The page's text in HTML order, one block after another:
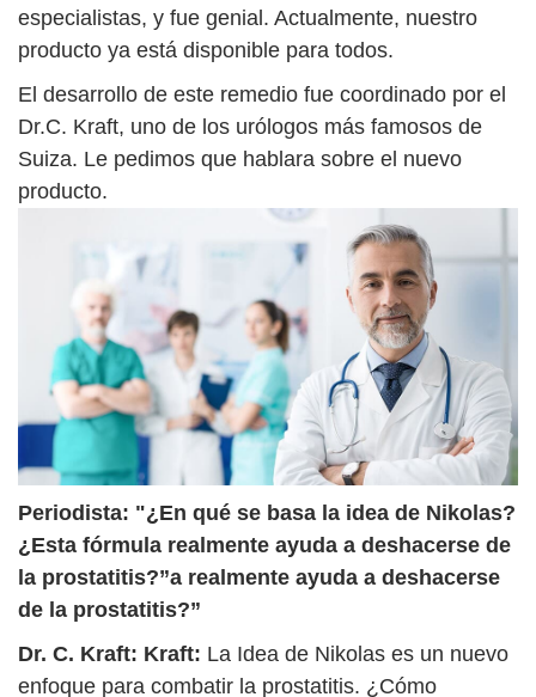
especialistas, y fue genial. Actualmente, nuestro
producto ya está disponible para todos.
El desarrollo de este remedio fue coordinado por el
Dr.C. Kraft, uno de los urólogos más famosos de
Suiza. Le pedimos que hablara sobre el nuevo
producto.
Periodista: "¿En qué se basa la idea de Nikolas?
¿Esta fórmula realmente ayuda a deshacerse de
la prostatitis?”a realmente ayuda a deshacerse
de la prostatitis?”
Dr. C. Kraft: Kraft: La Idea de Nikolas es un nuevo
enfoque para combatir la prostatitis. ¿Cómo